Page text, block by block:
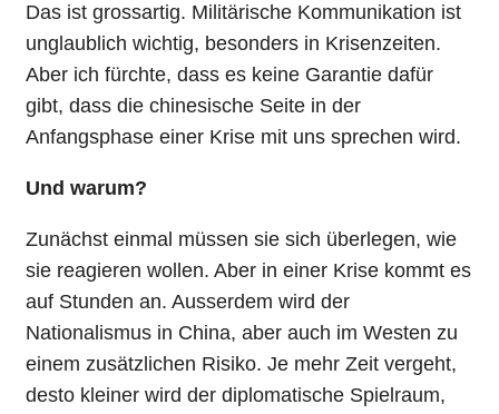
Das ist grossartig. Militärische Kommunikation ist
unglaublich wichtig, besonders in Krisenzeiten.
Aber ich fürchte, dass es keine Garantie dafür
gibt, dass die chinesische Seite in der
Anfangsphase einer Krise mit uns sprechen wird.
Und warum?
Zunächst einmal müssen sie sich überlegen, wie
sie reagieren wollen. Aber in einer Krise kommt es
auf Stunden an. Ausserdem wird der
Nationalismus in China, aber auch im Westen zu
einem zusätzlichen Risiko. Je mehr Zeit vergeht,
desto kleiner wird der diplomatische Spielraum,